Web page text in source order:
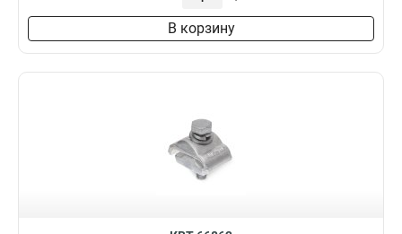
В корзину